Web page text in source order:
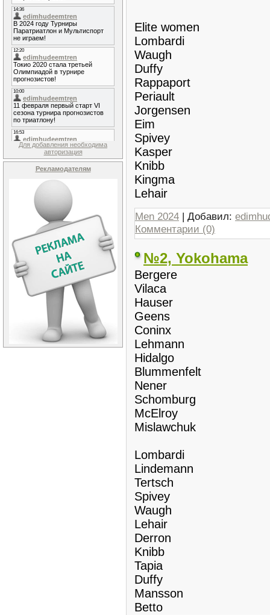
Для добавления необходима
авторизация
Рекламодателям
Elite women
Lombardi
Waugh
Duffy
Rappaport
Periault
Jorgensen
Eim
Spivey
Kasper
Knibb
Kingma
Lehair
Men 2024 | Добавил:
Комментарии (0)
№2, Yokohama
Bergere
Vilaca
Hauser
Geens
Coninx
Lehmann
Hidalgo
Blummenfelt
Nener
Schomburg
McElroy
Mislawchuk
Lombardi
Lindemann
Tertsch
Spivey
Waugh
Lehair
Derron
Knibb
Tapia
Duffy
Mansson
Betto